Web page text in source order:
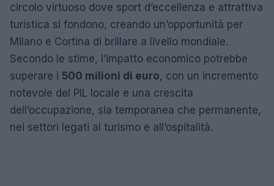
circolo virtuoso dove sport d’eccellenza e attrattiva
turistica si fondono, creando un’opportunità per
Milano e Cortina di brillare a livello mondiale.
Secondo le stime, l’impatto economico potrebbe
superare i 500 milioni di euro, con un incremento
notevole del PIL locale e una crescita
dell’occupazione, sia temporanea che permanente,
nei settori legati al turismo e all’ospitalità.